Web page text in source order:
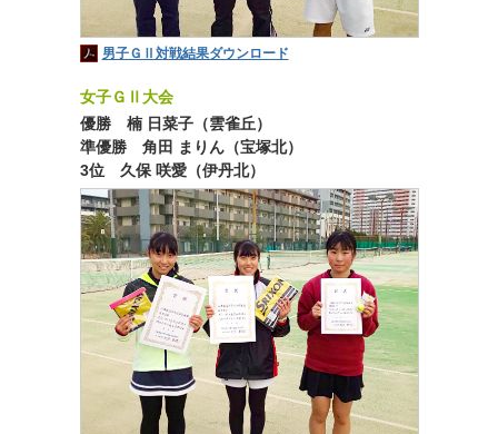
男子ＧⅡ対戦結果ダウンロード
女子ＧⅡ大会
優勝 楠 日菜子（雲雀丘）
準優勝 角田 まりん（宝塚北）
3位 久保 咲愛（伊丹北）